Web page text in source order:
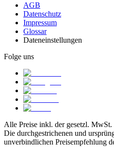
AGB
Datenschutz
Impressum
Glossar
Dateneinstellungen
Folge uns
Alle Preise inkl. der gesetzl. MwSt.
Die durchgestrichenen und
unverbindlichen Preisempfehlung